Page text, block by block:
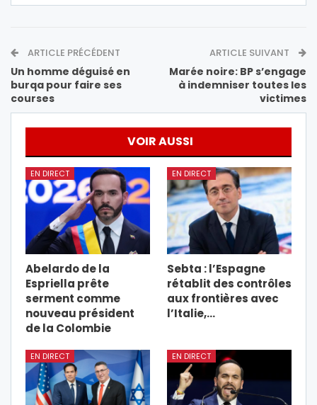
ARTICLE PRÉCÉDENT
Un homme déguisé en
burqa pour faire ses
courses
ARTICLE SUIVANT
Marée noire: BP s’engage
à indemniser toutes les
victimes
VOIR AUSSI
EN DIRECT
Abelardo de la
Espriella prête
serment comme
nouveau président
de la Colombie
EN DIRECT
Sebta : l’Espagne
rétablit des contrôles
aux frontières avec
l’Italie,…
EN DIRECT EN DIRECT